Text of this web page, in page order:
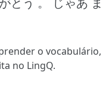
o vocabulário,
no LingQ.